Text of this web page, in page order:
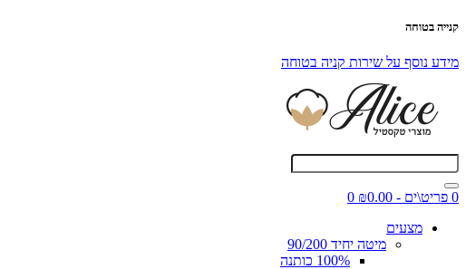
קנייה בטוחה
מידע נוסף על שירות קניה בטוחה
0 פריט\ים - ₪0.00
0
מצעים
מיטה יחיד 90/200
100% כותנה